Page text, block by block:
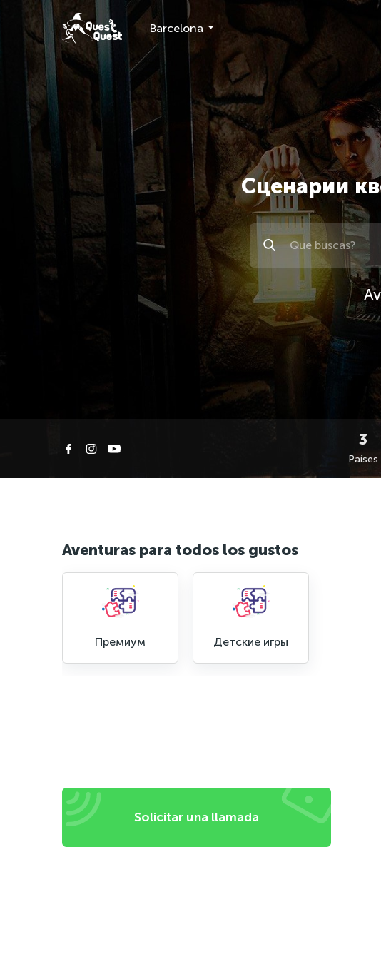
Barcelona
Сценарии
Поиск
Países
Aventuras para todos los gustos
Премиум Детские игры
Solicitar una llamada